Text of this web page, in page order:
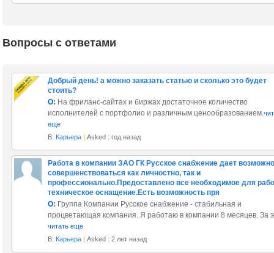
Вопросы с ответами
Добрый день! а можно заказать статью и сколько это будет
стоить?
О: На фриланс-сайтах и биржах достаточное количество
исполнителей с портфолио и различным ценообразованием.
еще
В: Карьера | Asked : год назад
Работа в компании ЗАО ГК Русское снабжение дает
совершенствоваться как личностно, так и
профессионально.Предоставлено все необходимое для
техническое оснащение.Есть возможность пря
О: Группа Компании Русское снабжение - стабильная и
процветающая компания. Я работаю в компании 8 месяцев. За
читать еще
В: Карьера | Asked : 2 лет назад